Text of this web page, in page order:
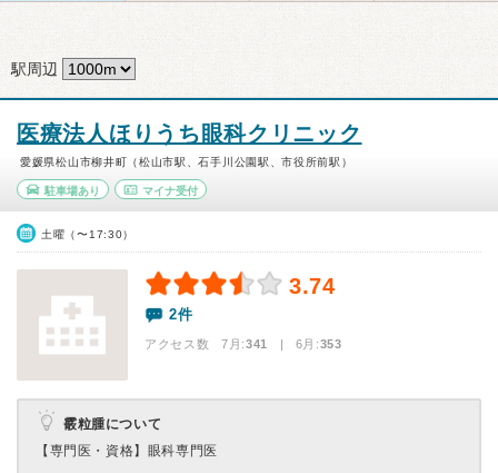
駅周辺
医療法人ほりうち眼科クリニック
愛媛県松山市柳井町（松山市駅、石手川公園駅、市役所前駅）
駐車場あり マイナ受付
土曜（〜17:30）
3.74
2件
アクセス数 7月:341 | 6月:353
霰粒腫について
【専門医・資格】 眼科専門医